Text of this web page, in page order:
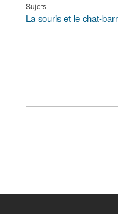
Sujets
La souris et le chat-
FOOTER